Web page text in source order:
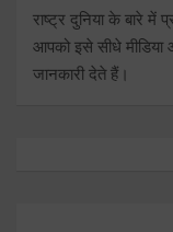
राष्ट्र दुनिया के बारे में
आपको इसे सीधे
जानकारी देते हैं।